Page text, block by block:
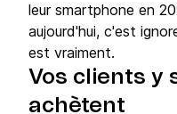
leur smartphone en
aujourd'hui, c'est
est vraiment.
Vos clients y
achètent